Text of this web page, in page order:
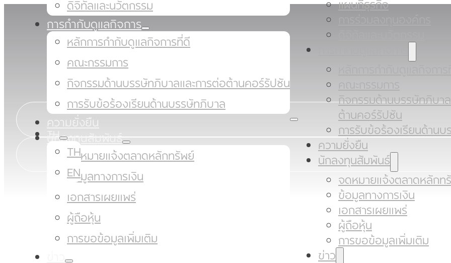
ดิจิทัลและนวัตกรรม
การกำกับดูแลกิจการ
หลักการกำกับดูแลกิจการที่ดี
คณะกรรมการ
กิจกรรมด้านบรรษัทภิบาลและการต่อต้านคอร์รัปชัน
การรับข้อร้องเรียนด้านบรรษัทภิบาล
ความยั่งยืน
นักลงทุนสัมพันธ์
จดหมายแจ้งตลาดหลักทรัพย์
ข้อมูลทางการเงิน
เอกสารเผยแพร่
ผู้ถือหุ้น
การขอข้อมูลเพิ่มเติม
แผนที่ธุรกิจ
กิจกรรมด้านบรรษัทภิบา
ต้านคอร์รัปชัน
การรับข้อร้องเรียนด้าน
ความยั่งยืน
นักลงทุนสัมพันธ์
จดหมายแจ้งตลาดหลักท
ข้อมูลทางการเงิน
เอกสารเผยแพร่
ผู้ถือหุ้น
การขอข้อมูลเพิ่มเติม
ข่าว
TH
TH
EN